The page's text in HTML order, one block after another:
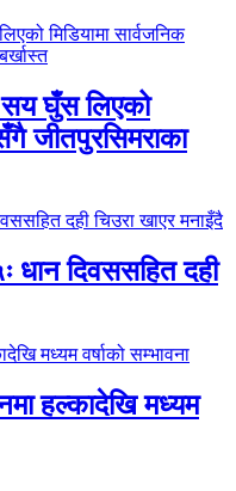
सय घुँस लिएको
जीतपुरसिमराका
धान दिवससहित दही
हल्कादेखि मध्यम